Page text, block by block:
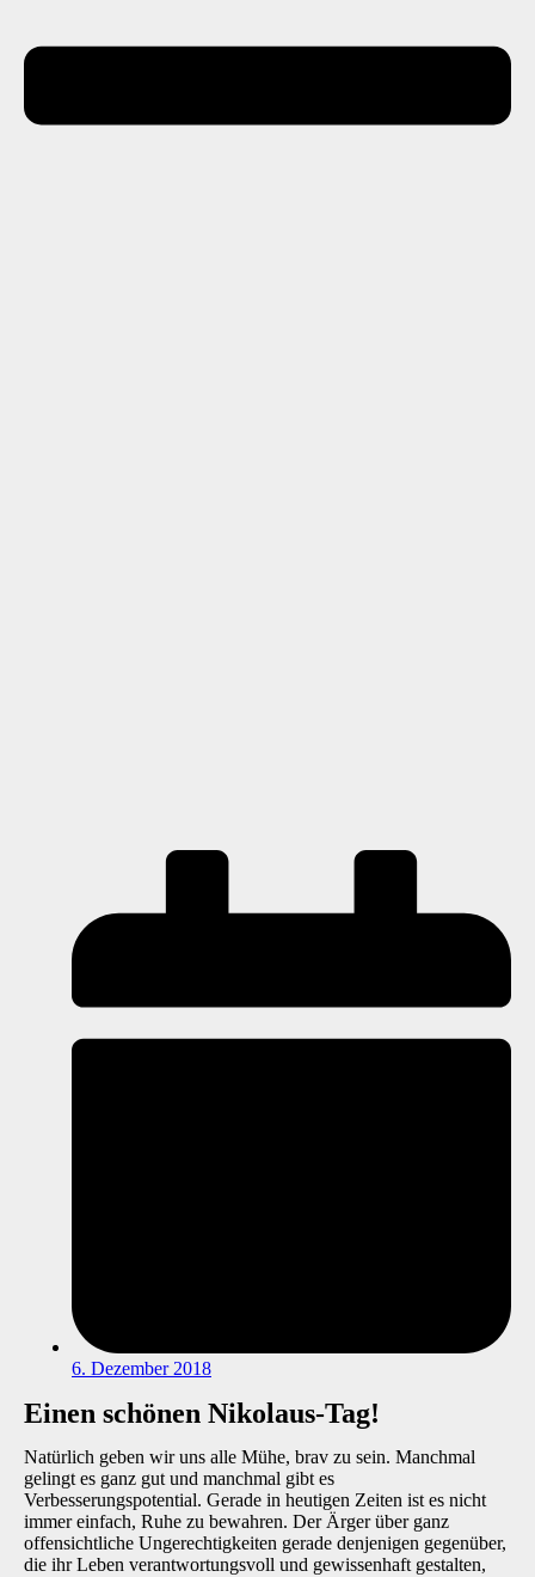
6. Dezember 2018
Einen schönen Nikolaus-Tag!
Natürlich geben wir uns alle Mühe, brav zu sein. Manchmal
gelingt es ganz gut und manchmal gibt es
Verbesserungspotential. Gerade in heutigen Zeiten ist es nicht
immer einfach, Ruhe zu bewahren. Der Ärger über ganz
offensichtliche Ungerechtigkeiten gerade denjenigen gegenüber,
die ihr Leben verantwortungsvoll und gewissenhaft gestalten,